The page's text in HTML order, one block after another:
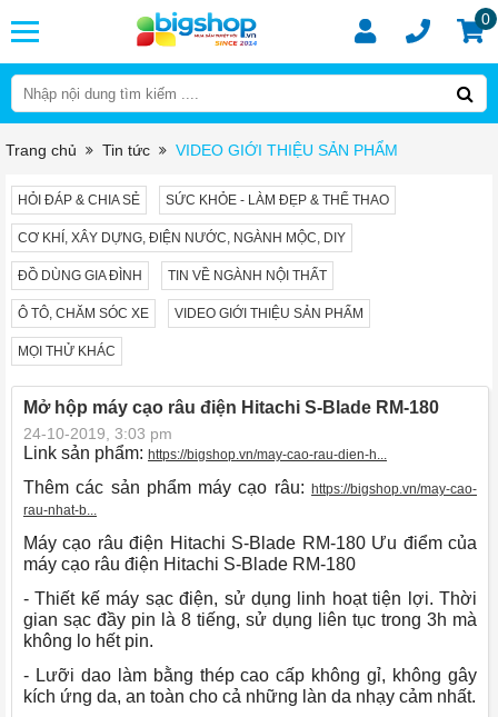
0
Trang chủ Tin tức VIDEO GIỚI THIỆU SẢN PHẨM
HỎI ĐÁP & CHIA SẺ SỨC KHỎE - LÀM ĐẸP & THỂ THAO
CƠ KHÍ, XÂY DỰNG, ĐIỆN NƯỚC, NGÀNH MỘC, DIY
ĐỒ DÙNG GIA ĐÌNH TIN VỀ NGÀNH NỘI THẤT
Ô TÔ, CHĂM SÓC XE VIDEO GIỚI THIỆU SẢN PHẨM
MỌI THỬ KHÁC
Mở hộp máy cạo râu điện Hitachi S-Blade RM-180
24-10-2019, 3:03 pm
Link sản phẩm: https://bigshop.vn/may-cao-rau-dien-h...
Thêm các sản phẩm máy cạo râu:
https://bigshop.vn/may-cao-
rau-nhat-b...
Máy cạo râu điện Hitachi S-Blade RM-180 Ưu điểm của
máy cạo râu điện Hitachi S-Blade RM-180
- Thiết kế máy sạc điện, sử dụng linh hoạt tiện lợi. Thời
gian sạc đầy pin là 8 tiếng, sử dụng liên tục trong 3h mà
không lo hết pin.
- Lưỡi dao làm bằng thép cao cấp không gỉ, không gây
kích ứng da, an toàn cho cả những làn da nhạy cảm nhất.